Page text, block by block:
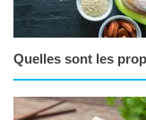
Quelles sont les